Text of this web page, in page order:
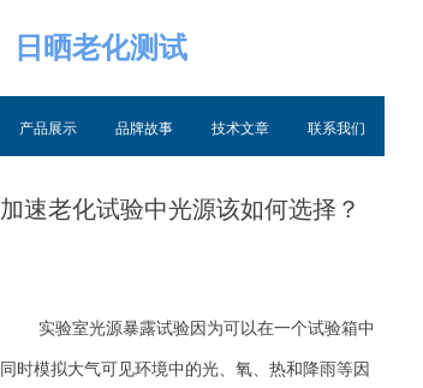
产品展示 品牌故事 技术文章 联系我们
日晒老化测试
加速老化试验中光源该如何选择？
实验室光源暴露试验因为可以在一个试验箱中
同时模拟大气可见环境中的光、氧、热和降雨等因